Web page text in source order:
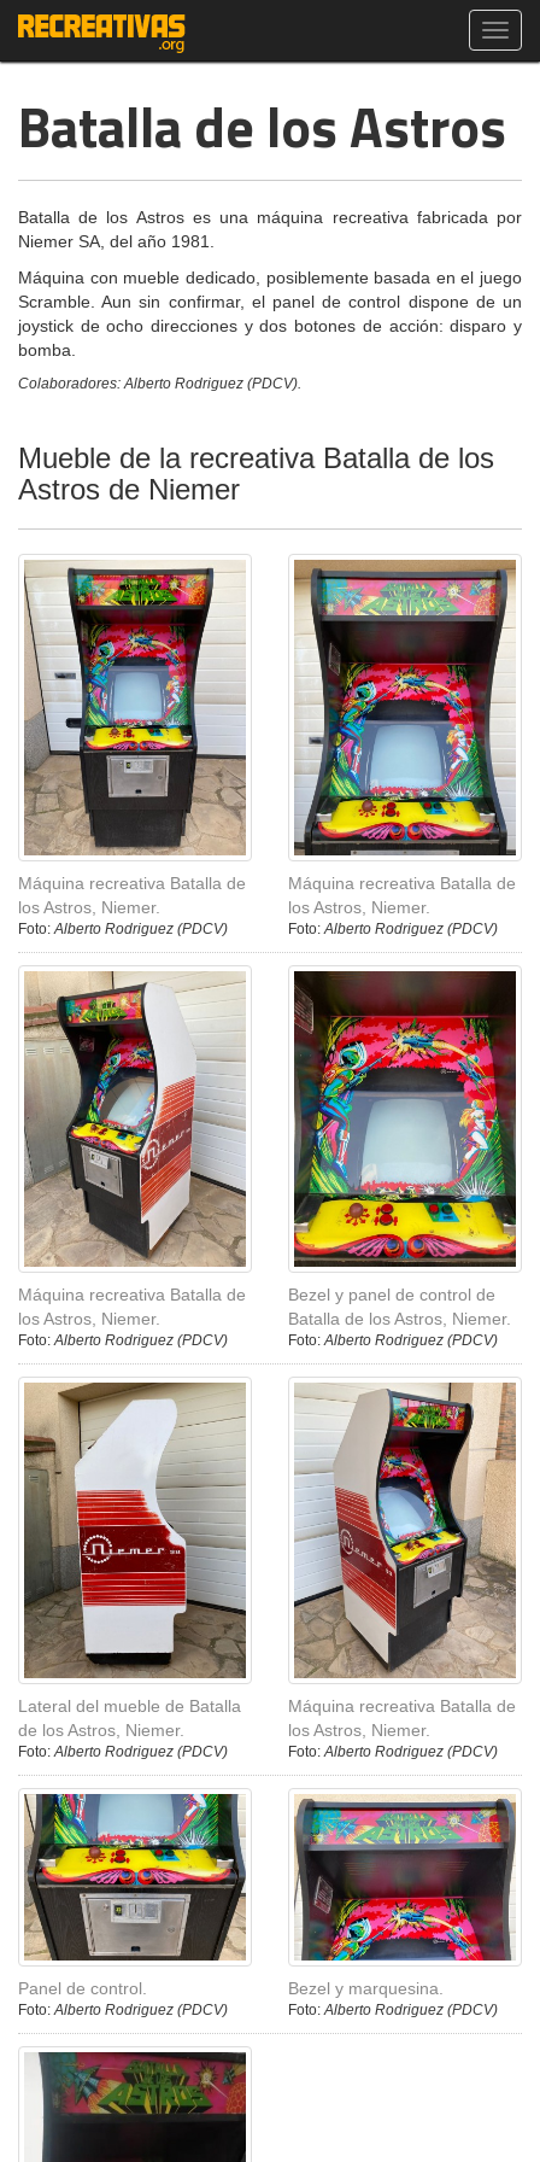
Batalla de los Astros
Batalla de los Astros es una máquina recreativa fabricada por
Niemer SA, del año 1981.
Máquina con mueble dedicado, posiblemente basada en el juego
Scramble. Aun sin confirmar, el panel de control dispone de un
joystick de ocho direcciones y dos botones de acción: disparo y
bomba.
Colaboradores: Alberto Rodriguez (PDCV).
Mueble de la recreativa Batalla de los
Astros de Niemer
Máquina recreativa Batalla de
los Astros, Niemer.
Foto:Alberto Rodriguez (PDCV)
Máquina recreativa Batalla de
los Astros, Niemer.
Foto:Alberto Rodriguez (PDCV)
Máquina recreativa Batalla de
los Astros, Niemer.
Foto:Alberto Rodriguez (PDCV)
Bezel y panel de control de
Batalla de los Astros, Niemer.
Foto:Alberto Rodriguez (PDCV)
Lateral del mueble de Batalla
de los Astros, Niemer.
Foto:Alberto Rodriguez (PDCV)
Máquina recreativa Batalla de
los Astros, Niemer.
Foto:Alberto Rodriguez (PDCV)
Panel de control.
Foto: Alberto Rodriguez (PDCV)
Bezel y marquesina.
Foto: Alberto Rodriguez (PDCV)